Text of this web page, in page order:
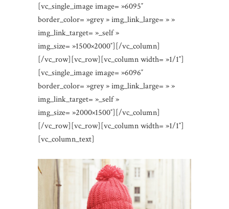
[vc_single_image image= »6095″
border_color= »grey » img_link_large= » »
img_link_target= »_self »
img_size= »1500×2000″][/vc_column]
[/vc_row][vc_row][vc_column width= »1/1″]
[vc_single_image image= »6096″
border_color= »grey » img_link_large= » »
img_link_target= »_self »
img_size= »2000×1500″][/vc_column]
[/vc_row][vc_row][vc_column width= »1/1″]
[vc_column_text]